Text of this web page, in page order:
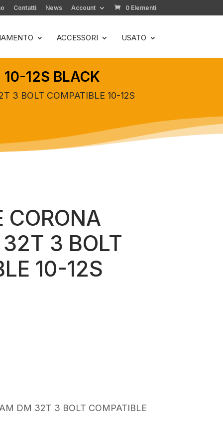
Contatti News Account 0 Elementi
ACCESSORI USATO
10-12S BLACK
3 BOLT COMPATIBLE 10-12S
CORONA
3 BOLT
10-12S
DM 32T 3 BOLT COMPATIBLE